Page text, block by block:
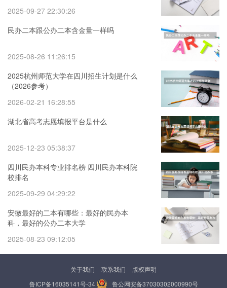
2025-09-27 22:30:26
民办二本跟公办二本含金量一样吗
2025-08-26 11:26:15
2025杭州师范大学在四川招生计划是什么
（2026参考）
2026-02-21 16:28:55
湖北省高考志愿填报平台是什么
2025-12-23 05:38:37
四川民办本科专业排名榜 四川民办本科院
校排名
2025-09-29 04:29:22
安徽最好的二本有哪些：最好的民办本
科，最好的公办二本大学
2025-08-23 09:12:05
关于我们 联系我们
版权声明
鲁ICP备16035141号-34
鲁公网安备37030302000990号